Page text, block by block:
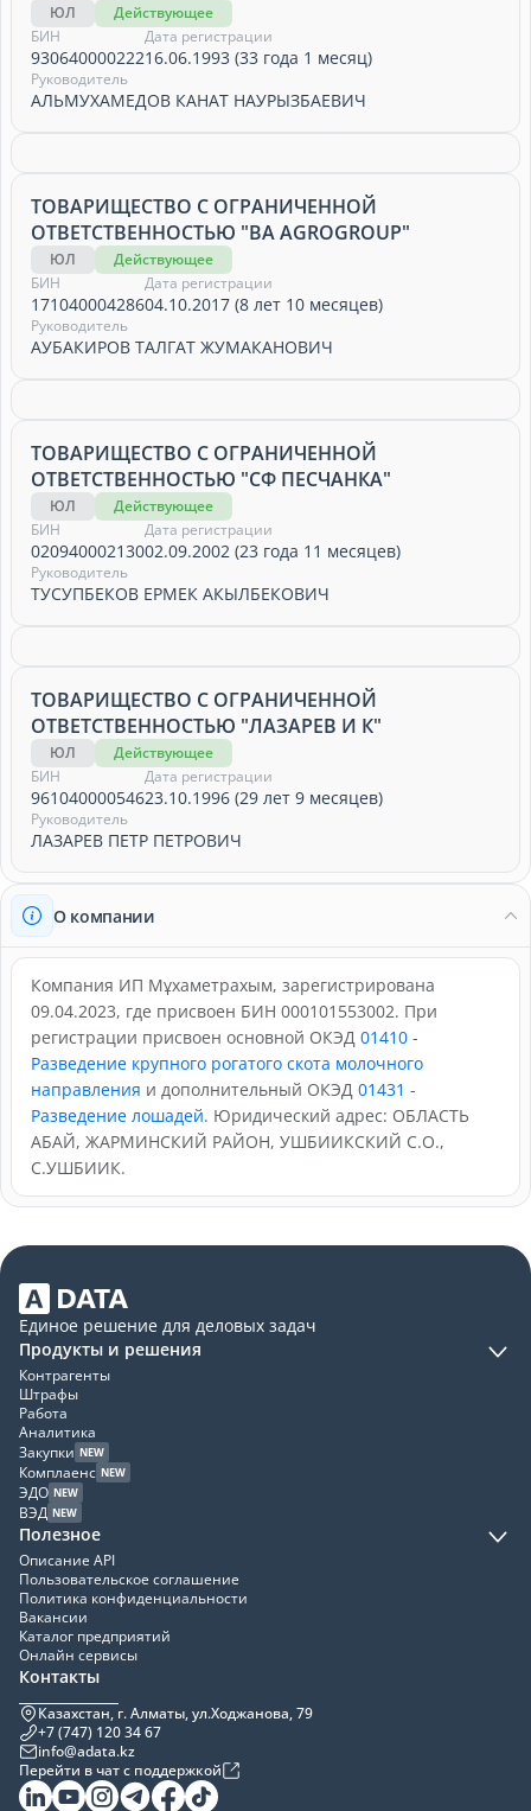
ЮЛ
Действующее
БИН
930640000222
Дата регистрации
16.06.1993 (33 года 1 месяц)
Руководитель
АЛЬМУХАМЕДОВ КАНАТ НАУРЫЗБАЕВИЧ
ТОВАРИЩЕСТВО С ОГРАНИЧЕННОЙ
ОТВЕТСТВЕННОСТЬЮ "BA AGROGROUP"
ЮЛ
Действующее
БИН
171040004286
Дата регистрации
04.10.2017 (8 лет 10 месяцев)
Руководитель
АУБАКИРОВ ТАЛГАТ ЖУМАКАНОВИЧ
ТОВАРИЩЕСТВО С ОГРАНИЧЕННОЙ
ОТВЕТСТВЕННОСТЬЮ "СФ ПЕСЧАНКА"
ЮЛ
Действующее
БИН
020940002130
Дата регистрации
02.09.2002 (23 года 11 месяцев)
Руководитель
ТУСУПБЕКОВ ЕРМЕК АКЫЛБЕКОВИЧ
ТОВАРИЩЕСТВО С ОГРАНИЧЕННОЙ
ОТВЕТСТВЕННОСТЬЮ "ЛАЗАРЕВ И К"
ЮЛ
Действующее
БИН
961040000546
Дата регистрации
23.10.1996 (29 лет 9 месяцев)
Руководитель
ЛАЗАРЕВ ПЕТР ПЕТРОВИЧ
О компании
Компания ИП Мұхаметрахым, зарегистрирована
09.04.2023, где присвоен БИН 000101553002. При
регистрации присвоен основной ОКЭД 01410 -
Разведение крупного рогатого скота молочного
направления и дополнительный ОКЭД 01431 -
Разведение лошадей. Юридический адрес: ОБЛАСТЬ
АБАЙ, ЖАРМИНСКИЙ РАЙОН, УШБИИКСКИЙ С.О.,
С.УШБИИК.
Единое решение для деловых задач
Продукты и решения
Контрагенты
Штрафы
Работа
Аналитика
Закупки NEW
Комплаенс NEW
ЭДО NEW
ВЭД NEW
Полезное
Описание API
Пользовательское соглашение
Политика конфиденциальности
Вакансии
Каталог предприятий
Онлайн сервисы
Контакты
Казахстан, г. Алматы, ул.Ходжанова, 79
+7 (747) 120 34 67
info@adata.kz
Перейти в чат с поддержкой